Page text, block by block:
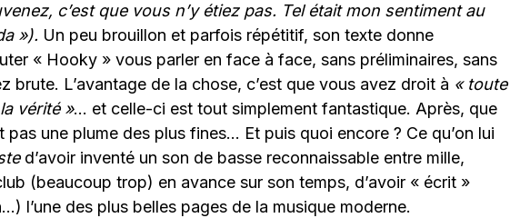
c’est que vous n’y étiez pas. Tel était mon sentiment au
»). Un peu brouillon et parfois répétitif, son texte donne
« Hooky » vous parler en face à face, sans préliminaires, sans
brute. L’avantage de la chose, c’est que vous avez droit à « toute
vérité »… et celle-ci est tout simplement fantastique. Après, que
pas une plume des plus fines… Et puis quoi encore ? Ce qu’on lui
d’avoir inventé un son de basse reconnaissable entre mille,
(beaucoup trop) en avance sur son temps, d’avoir « écrit »
l’une des plus belles pages de la musique moderne.